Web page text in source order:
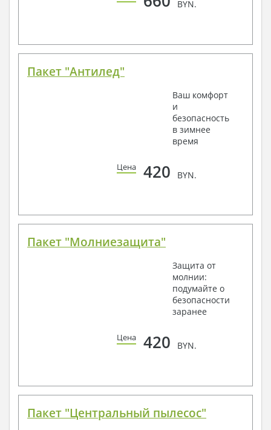
BYN.
Пакет "Антилед"
Ваш комфорт
и
безопасность
в зимнее
время
Цена 420 BYN.
Пакет "Молниезащита"
Защита от
молнии:
подумайте о
безопасности
заранее
Цена 420 BYN.
Пакет "Центральный пылесос"